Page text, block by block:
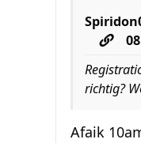
richtig?
Afaik